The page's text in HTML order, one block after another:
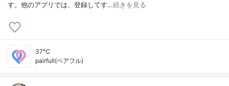
す。他のアプリでは、登録してす…続きを見る
37℃
pairfull(ペアフル)